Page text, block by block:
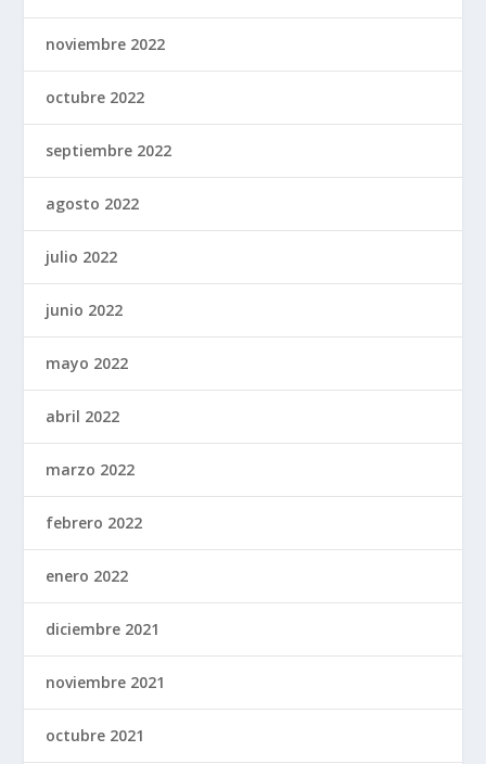
noviembre 2022
octubre 2022
septiembre 2022
agosto 2022
julio 2022
junio 2022
mayo 2022
abril 2022
marzo 2022
febrero 2022
enero 2022
diciembre 2021
noviembre 2021
octubre 2021